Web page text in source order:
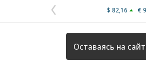
Предыдущая
страница
$ 82,16 €
Оставаясь на